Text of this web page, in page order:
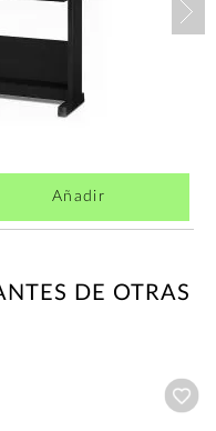
Añadir
DE OTRAS